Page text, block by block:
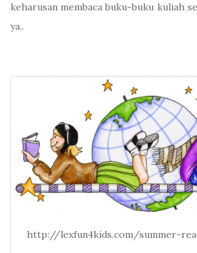
keharusan membaca buku-buku kuliah
ya..
http://lexfun4kids.com/summer-